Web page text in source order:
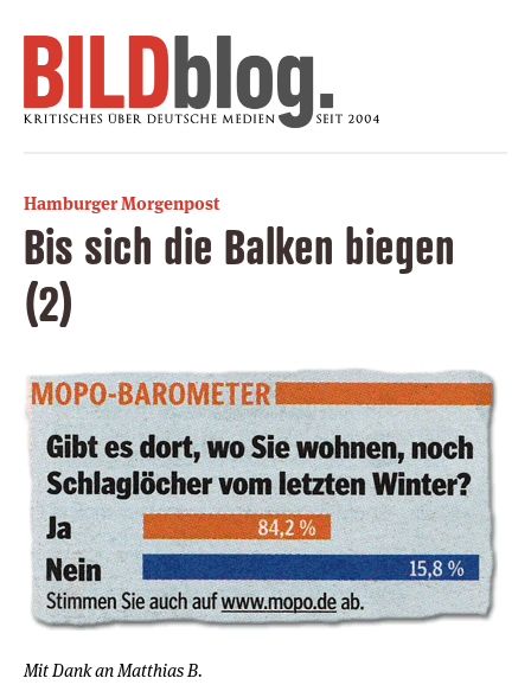
Hamburger Morgenpost
Bis sich die Balken biegen
(2)
Mit Dank an Matthias B.